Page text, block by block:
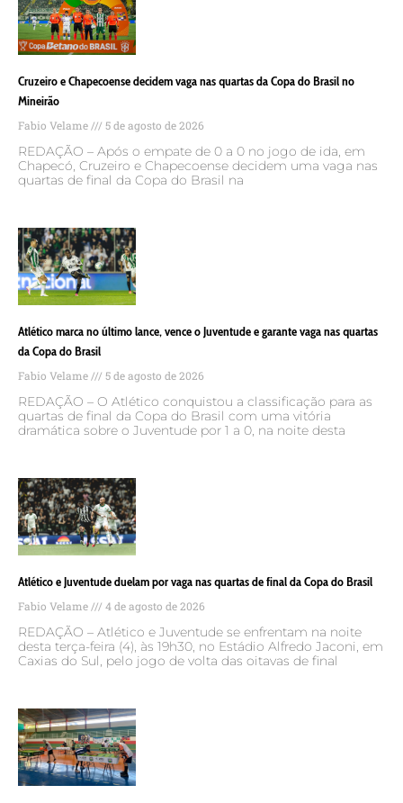
Cruzeiro e Chapecoense decidem vaga nas quartas da Copa do Brasil no
Mineirão
Fabio Velame 5 de agosto de 2026
REDAÇÃO – Após o empate de 0 a 0 no jogo de ida, em
Chapecó, Cruzeiro e Chapecoense decidem uma vaga nas
quartas de final da Copa do Brasil na
Atlético marca no último lance, vence o Juventude e garante vaga nas quartas
da Copa do Brasil
Fabio Velame 5 de agosto de 2026
REDAÇÃO – O Atlético conquistou a classificação para as
quartas de final da Copa do Brasil com uma vitória
dramática sobre o Juventude por 1 a 0, na noite desta
Atlético e Juventude duelam por vaga nas quartas de final da Copa do Brasil
Fabio Velame 4 de agosto de 2026
REDAÇÃO – Atlético e Juventude se enfrentam na noite
desta terça-feira (4), às 19h30, no Estádio Alfredo Jaconi, em
Caxias do Sul, pelo jogo de volta das oitavas de final